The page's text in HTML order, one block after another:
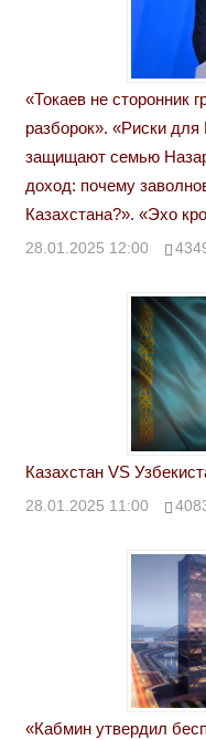
«Токаев не сторонник
разборок». «Риски для
защищают семью
доход: почему
Казахстана?». «Эхо
28.01.2025 12:00
Казахстан VS
28.01.2025 11:00
«Кабмин утвердил